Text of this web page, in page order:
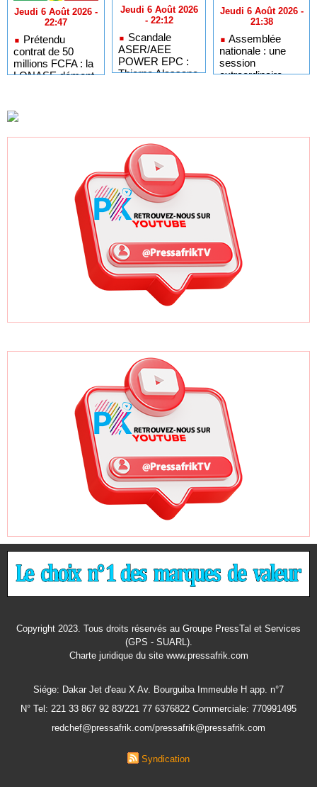
Jeudi 6 Août 2026 -
22:47
Prétendu
contrat de 50
millions FCFA : la
LONASE dément
menace de
poursuites
Jeudi 6 Août 2026
- 22:12
Scandale
ASER/AEE
POWER EPC :
Thierno Alassane
Jeudi 6 Août 2026 -
21:38
Assemblée
nationale : une
session
extraordinaire
Copyright 2023. Tous droits réservés au Groupe PressTal et Services
(GPS - SUARL).
Charte juridiquedu site www.pressafrik.com
Siége: Dakar Jet d'eau X Av. Bourguiba Immeuble H app. n°7
N° Tel: 221 33 867 92 83/221 77 6376822 Commerciale: 770991495
redchef@pressafrik.com/pressafrik@pressafrik.com
Syndication